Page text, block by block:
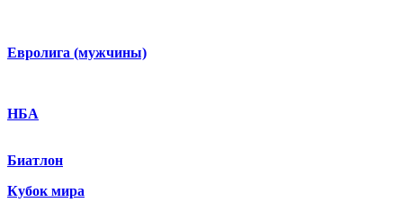
Евролига (мужчины)
НБА
Биатлон
Кубок мира